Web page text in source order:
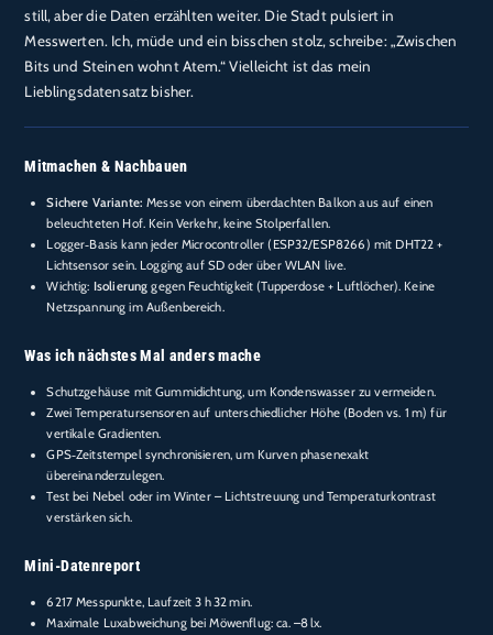
still, aber die Daten erzählten weiter. Die Stadt pulsiert in
Messwerten. Ich, müde und ein bisschen stolz, schreibe: „Zwischen
Bits und Steinen wohnt Atem.“ Vielleicht ist das mein
Lieblingsdatensatz bisher.
Mitmachen & Nachbauen
Sichere Variante: Messe von einem überdachten Balkon aus auf einen
beleuchteten Hof. Kein Verkehr, keine Stolperfallen.
Logger‑Basis kann jeder Microcontroller (ESP32/ESP8266) mit DHT22 +
Lichtsensor sein. Logging auf SD oder über WLAN live.
Wichtig: Isolierung gegen Feuchtigkeit (Tupperdose + Luftlöcher). Keine
Netzspannung im Außenbereich.
Was ich nächstes Mal anders mache
Schutzgehäuse mit Gummidichtung, um Kondenswasser zu vermeiden.
Zwei Temperatursensoren auf unterschiedlicher Höhe (Boden vs. 1 m) für
vertikale Gradienten.
GPS‑Zeitstempel synchronisieren, um Kurven phasenexakt
übereinanderzulegen.
Test bei Nebel oder im Winter – Lichtstreuung und Temperaturkontrast
verstärken sich.
Mini-Datenreport
6217 Messpunkte, Laufzeit 3 h 32 min.
Maximale Luxabweichung bei Möwenflug: ca. –8 lx.